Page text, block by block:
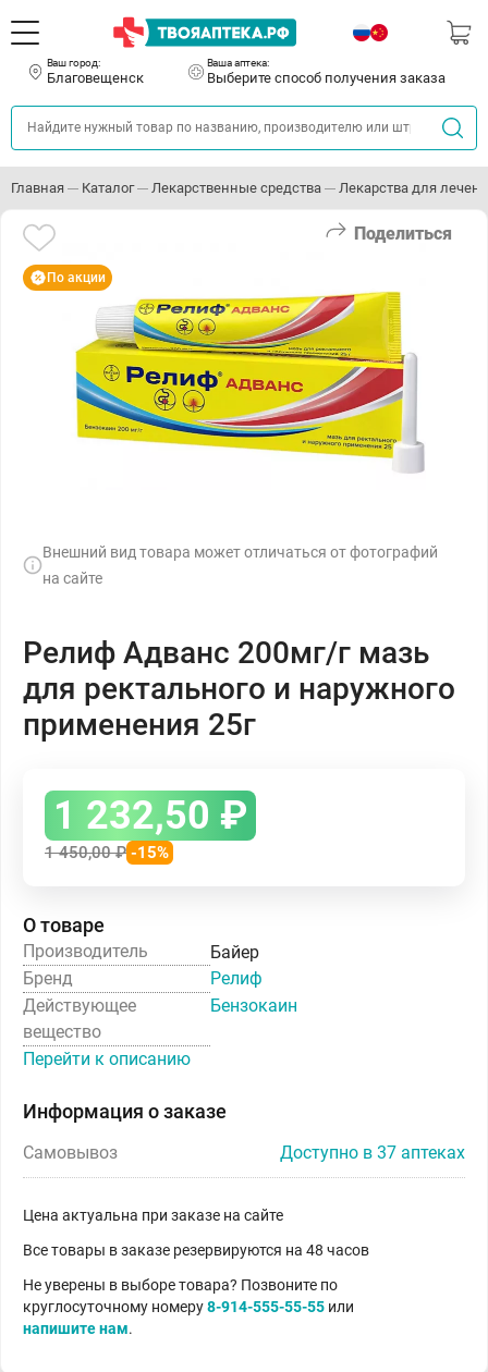
Ваш город:
Благовещенск
Ваша аптека:
Выберите способ получения заказа
Главная Каталог Лекарственные средства Лекарства для
Поделиться
По акции
Внешний вид товара может отличаться от фотографий
на сайте
Релиф Адванс 200мг/г мазь
для ректального и наружного
применения 25г
1 232,50 ₽
1 450,00₽ -15%
О товаре
Производитель
Байер
Бренд
Релиф
Действующее
вещество
Бензокаин
Перейти к описанию
Информация о заказе
Самовывоз Доступно в 37 аптеках
Цена актуальна при заказе на сайте
Все товары в заказе резервируются на 48 часов
Не уверены в выборе товара? Позвоните по
круглосуточному номеру8-914-555-55-55 или
напишите нам.